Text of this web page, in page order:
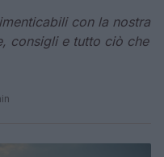
con la nostra
consigli e tutto ciò che